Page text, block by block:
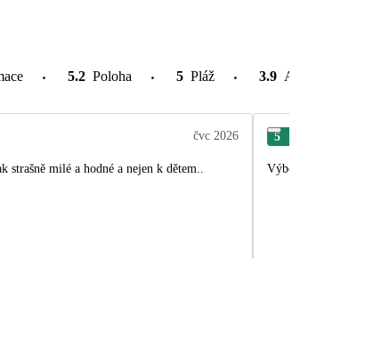
5.2 Poloha 5 Pláž 3.9 Atrakce v okolí
čvc 2026
milé a hodné a nejen k dětem..
5
Výborný